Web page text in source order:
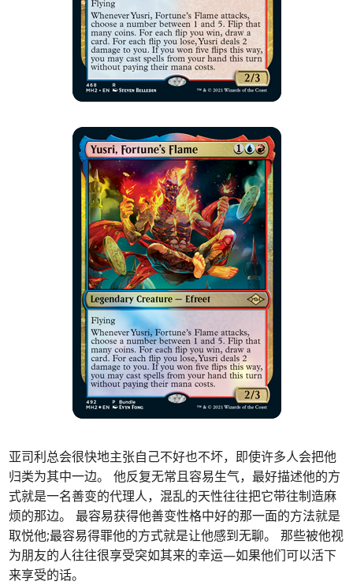
亚司利总会很快地主张自己不好也不坏，即使许多人会把他
归类为其中一边。 他反复无常且容易生气，最好描述他的方
式就是一名善变的代理人，混乱的天性往往把它带往制造麻
烦的那边。 最容易获得他善变性格中好的那一面的方法就是
取悦他;最容易得罪他的方式就是让他感到无聊。 那些被他视
为朋友的人往往很享受突如其来的幸运—如果他们可以活下
来享受的话。